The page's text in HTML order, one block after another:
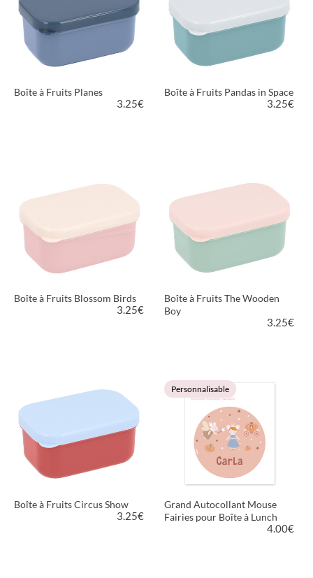
Boîte à Fruits Planes
3.25€
Boîte à Fruits Pandas in Space
3.25€
Boîte à Fruits Blossom Birds
3.25€
Boîte à Fruits The Wooden
Boy
3.25€
VOIR LE PRODUIT
Boîte à Fruits Circus Show
3.25€
Personnalisable
Grand Autocollant Mouse
Fairies pour Boîte à Lunch
4.00€